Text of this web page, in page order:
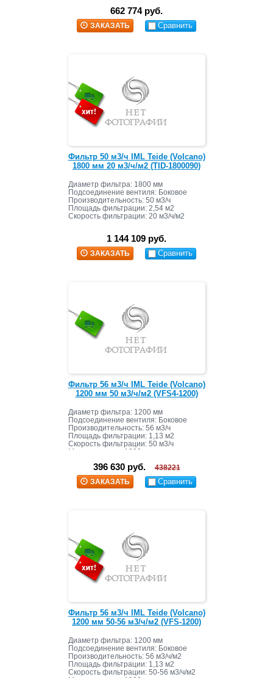
662 774 руб.
ЗАКАЗАТЬ Сравнить
Фильтр 50 м3/ч IML Teide (Volcano)
1800 мм 20 м3/ч/м2 (TID-1800090)
Диаметр фильтра: 1800 мм
Подсоединение вентиля: Боковое
Производительность: 50 м3/ч
Площадь фильтрации: 2,54 м2
Скорость фильтрации: 20 м3/ч/м2
1 144 109 руб.
ЗАКАЗАТЬ Сравнить
Фильтр 56 м3/ч IML Teide (Volcano)
1200 мм 50 м3/ч/м2 (VFS4-1200)
Диаметр фильтра: 1200 мм
Подсоединение вентиля: Боковое
Производительность: 56 м3/ч
Площадь фильтрации: 1,13 м2
Скорость фильтрации: 50 м3/ч
Масса засыпки: 1000 кг
396 630 руб.
438221
ЗАКАЗАТЬ
Сравнить
Фильтр 56 м3/ч IML Teide (Volcano)
1200 мм 50-56 м3/ч/м2 (VFS-1200)
Диаметр фильтра: 1200 мм
Подсоединение вентиля: Боковое
Производительность: 56 м3/ч/м2
Площадь фильтрации: 1,13 м2
Скорость фильтрации: 50-56 м3/ч/м2
Масса засыпки: 1000 кг